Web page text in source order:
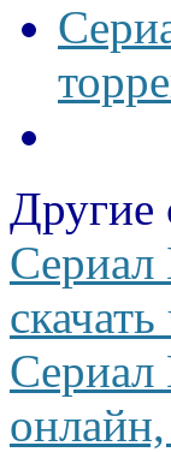
Другие
Сериал
Сериал
онлайн,